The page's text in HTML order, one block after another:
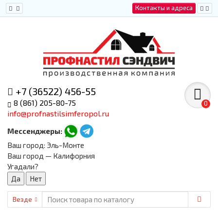
Контакты и адреса
+7 (36522) 456-55
8 (861) 205-80-75
info@profnastilsimferopol.ru
Мессенджеры:
0
Ваш город: Эль-Монте
Ваш город — Калифорния
Угадали?
Везде